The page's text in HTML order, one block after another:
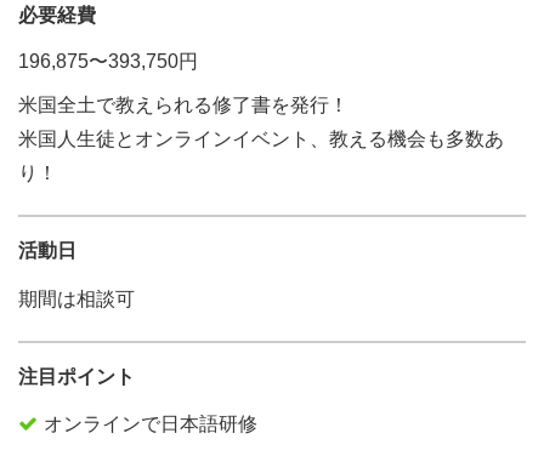
必要経費
196,875〜393,750円
米国全土で教えられる修了書を発行！
米国人生徒とオンラインイベント、教える機会も多数あ
り！
活動日
期間は相談可
注目ポイント
オンラインで日本語研修